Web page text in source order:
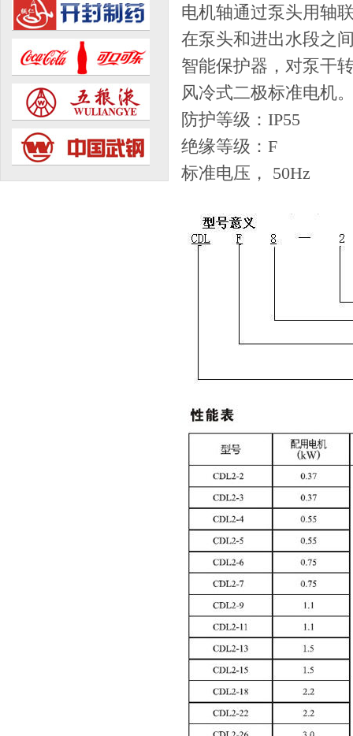
电机轴通过泵头用轴
在泵头和进出水段之
智能保护器，对泵干
风冷式二极标准电机
防护等级：IP55
绝缘等级：F
标准电压， 50Hz